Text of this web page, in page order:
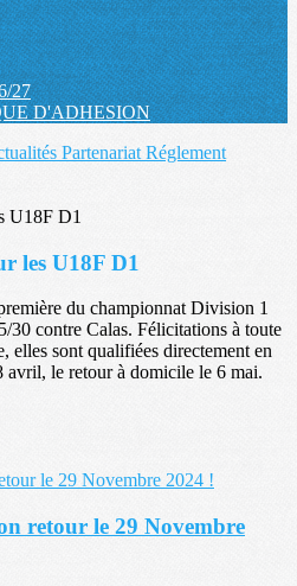
27
D'ADHESION
Partenariat Réglement
les U18F D1
du championnat Division 1
30 contre Calas. Félicitations à toute
elles sont qualifiées directement en
le retour à domicile le 6 mai.
retour le 29 Novembre